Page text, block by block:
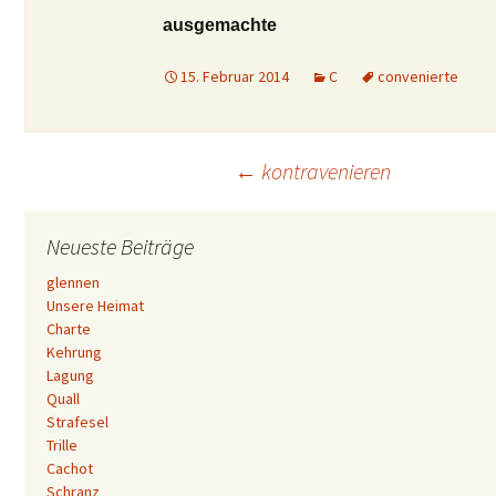
ausgemachte
15. Februar 2014 C convenierte
Beitrags-
Navigation
← kontravenieren
Neueste Beiträge
glennen
Unsere Heimat
Charte
Kehrung
Lagung
Quall
Strafesel
Trille
Cachot
Schranz